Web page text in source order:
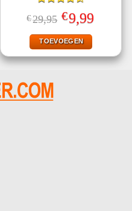
Gewaardeerd
4.50uit 5
€29,95 Oorspronkelijke
prijs
was:
€29,95.
€9,99Huidige
prijs
TOEVOEGEN